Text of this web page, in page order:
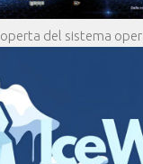
del sistema